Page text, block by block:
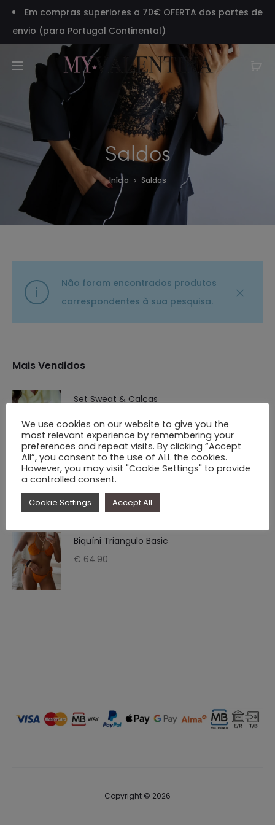
Em compras superiores a 70€ OFERTA dos portes de
envio (para Portugal Continental)
Saldos
Início Saldos
Não foram encontrados produtos
correspondentes à sua pesquisa.
Mais Vendidos
Set Sweat & Calças
€
preço
original
era:
€ 39.90.
29.90
preço
atual
é:
€ 29.90.
Vestido Siena
Biquíni Triangulo Basic
€ 64.90
Copyright © 2026
We use cookies on our website to give you the
most relevant experience by remembering your
preferences and repeat visits. By clicking “Accept
All”, you consent to the use of ALL the cookies.
However, you may visit "Cookie Settings" to provide
a controlled consent.
Cookie Settings Accept All